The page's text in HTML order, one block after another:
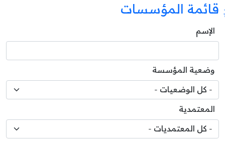
قائمة المؤسسات
الإسم
وضعية المؤسسة
المعتمدية